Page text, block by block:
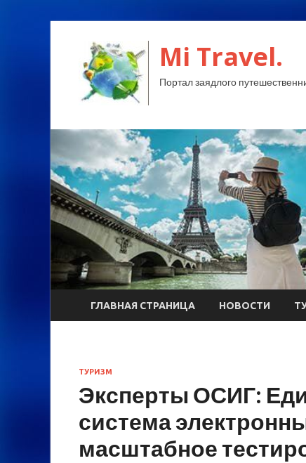
Mi Travel.
Портал заядлого
ГЛАВНАЯ СТРАНИЦА НОВОСТИ
ТУРИЗМ
Эксперты ОСИГ:
система
масштабное